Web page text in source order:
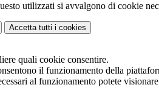
utilizzati si avvalgono di cookie
Accetta tutti i cookies
quali cookie consentire.
il funzionamento della
al funzionamento potete